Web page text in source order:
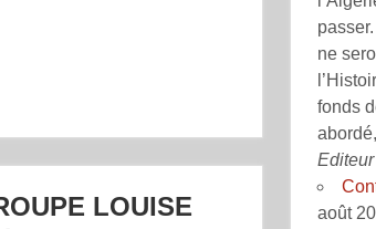
LOUISE
ne
fonds
août